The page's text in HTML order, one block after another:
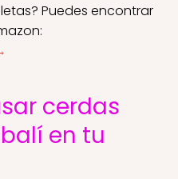
Puedes encontrar
cerdas
en tu